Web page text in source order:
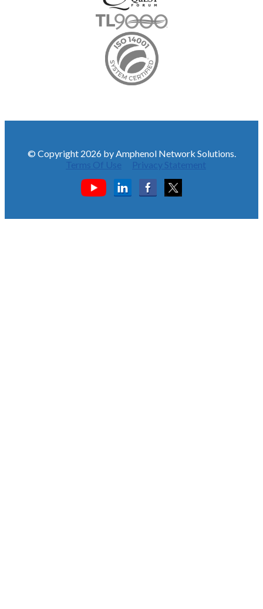
© Copyright 2026 by Amphenol Network Solutions.
Terms Of Use
Privacy Statement